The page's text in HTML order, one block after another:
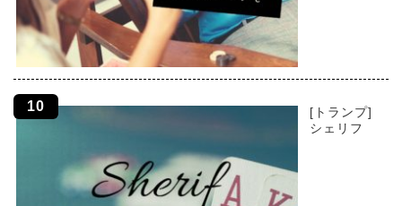
[トランプ]
シェリフ